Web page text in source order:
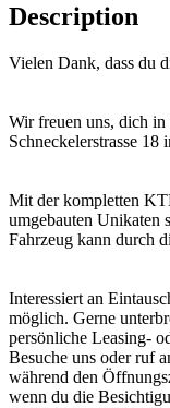
Description
Vielen Dank, dass du
Wir freuen uns, dich in
Schneckelerstrasse
Mit der kompletten
umgebauten Unikaten
Fahrzeug kann durch
Interessiert an
möglich. Gerne
persönliche Leasing-
Besuche uns oder ruf
während den
wenn du die